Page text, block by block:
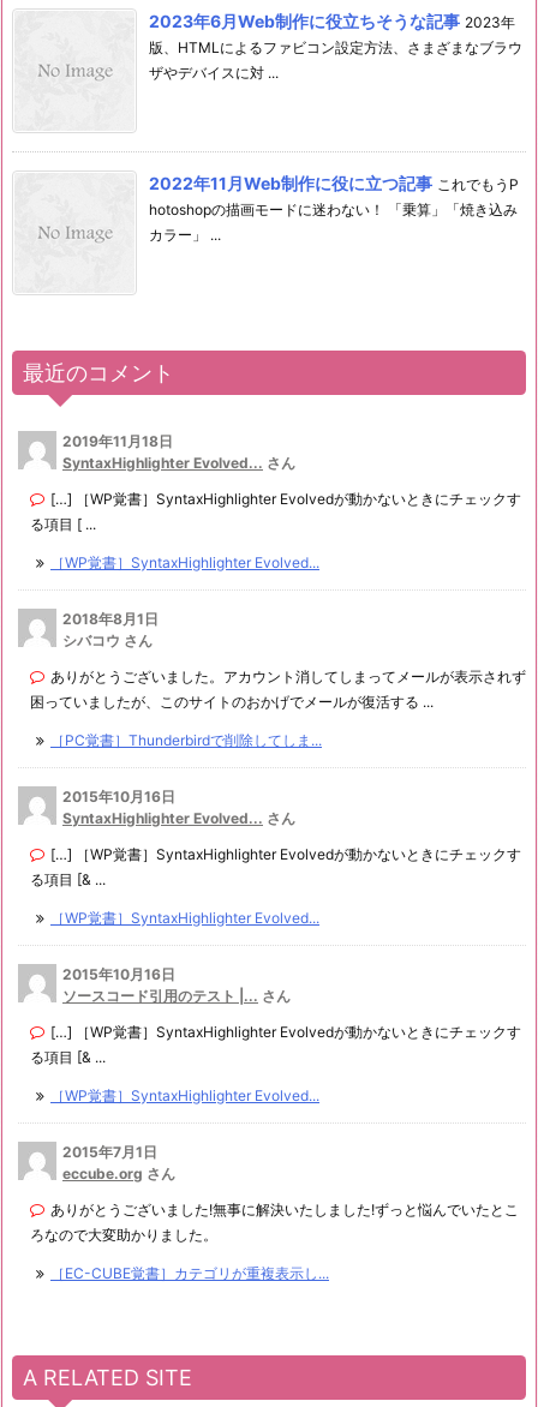
2023年6月Web制作に役立ちそうな記事 2023年
版、HTMLによるファビコン設定方法、さまざまなブラウ
ザやデバイスに対 ...
2022年11月Web制作に役に立つ記事 これでもうP
hotoshopの描画モードに迷わない！ 「乗算」「焼き込み
カラー」 ...
最近のコメント
2019年11月18日
SyntaxHighlighter Evolved... さん
[…] ［WP覚書］SyntaxHighlighter Evolvedが動かないときにチェックす
る項目 [ ...
［WP覚書］SyntaxHighlighter Evolved...
2018年8月1日
シバコウ さん
ありがとうございました。アカウント消してしまってメールが表示されず
困っていましたが、このサイトのおかげでメールが復活する ...
［PC覚書］Thunderbirdで削除してしま...
2015年10月16日
SyntaxHighlighter Evolved... さん
[…] ［WP覚書］SyntaxHighlighter Evolvedが動かないときにチェックす
る項目 [& ...
［WP覚書］SyntaxHighlighter Evolved...
2015年10月16日
ソースコード引用のテスト |... さん
[…] ［WP覚書］SyntaxHighlighter Evolvedが動かないときにチェックす
る項目 [& ...
［WP覚書］SyntaxHighlighter Evolved...
2015年7月1日
eccube.org さん
ありがとうございました!無事に解決いたしました!ずっと悩んでいたとこ
ろなので大変助かりました。
［EC-CUBE覚書］カテゴリが重複表示し...
A RELATED SITE